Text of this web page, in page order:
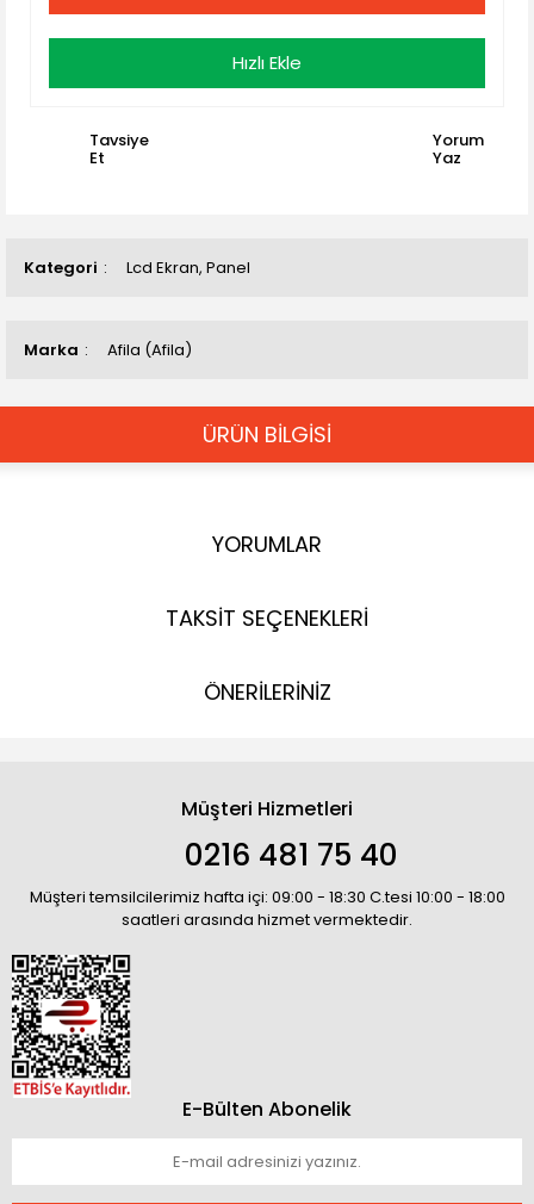
Kategori Lcd Ekran, Panel
Marka Afila (Afila)
Hızlı Ekle
Tavsiye
Et
Yorum
Yaz
ÜRÜN BİLGİSİ
YORUMLAR
TAKSİT SEÇENEKLERİ
ÖNERİLERİNİZ
Müşteri Hizmetleri
0216 481 75 40
Müşteri temsilcilerimiz hafta içi: 09:00 - 18:30 C.tesi 10:00 - 18:00
saatleri arasında hizmet vermektedir.
E-Bülten Abonelik